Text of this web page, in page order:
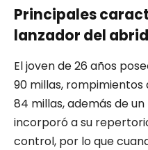
Principales
lanzador del
El joven de 26 años
90 millas, rompimientos
84 millas, además de
incorporó a su
control, por lo que